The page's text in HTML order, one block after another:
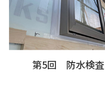
第5回 防水検査